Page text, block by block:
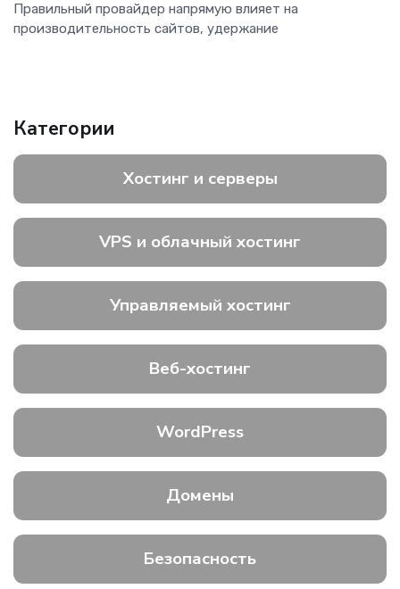
Правильный провайдер напрямую влияет на
производительность сайтов, удержание
Категории
Хостинг и серверы
VPS и облачный хостинг
Управляемый хостинг
Веб-хостинг
WordPress
Домены
Безопасность